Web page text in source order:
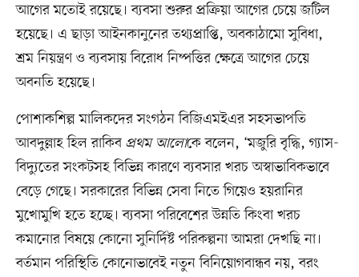
আগের মতোই রয়েছে। ব্যবসা শুরুর প্রক্রিয়া আগের চেয়ে জটিল
হয়েছে। এ ছাড়া আইনকানুনের তথ্যপ্রাপ্তি, অবকাঠামো সুবিধা,
শ্রম নিয়ন্ত্রণ ও ব্যবসায় বিরোধ নিষ্পত্তির ক্ষেত্রে আগের চেয়ে
অবনতি হয়েছে।
পোশাকশিল্প মালিকদের সংগঠন বিজিএমইএর সহসভাপতি
আবদুল্লাহ হিল রাকিব প্রথম আলোকে বলেন, ‘মজুরি বৃদ্ধি, গ্যাস-
বিদ্যুতের সংকটসহ বিভিন্ন কারণে ব্যবসার খরচ অস্বাভাবিকভাবে
বেড়ে গেছে। সরকারের বিভিন্ন সেবা নিতে গিয়েও হয়রানির
মুখোমুখি হতে হচ্ছে। ব্যবসা পরিবেশের উন্নতি কিংবা খরচ
কমানোর বিষয়ে কোনো সুনির্দিষ্ট পরিকল্পনা আমরা দেখছি না।
বর্তমান পরিস্থিতি কোনোভাবেই নতুন বিনিয়োগবান্ধব নয়, বরং